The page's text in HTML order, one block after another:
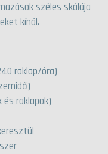
széles skálája
kínál.
raklap/óra)
raklapok)